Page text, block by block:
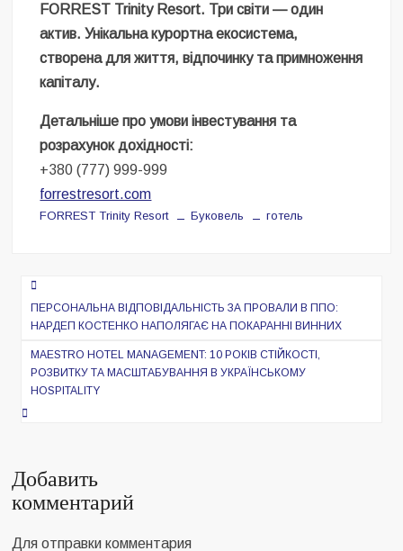
FORREST Trinity Resort. Три світи — один
актив. Унікальна курортна екосистема,
створена для життя, відпочинку та примноження
капіталу.
Детальніше про умови інвестування та
розрахунок дохідності:
+380 (777) 999-999
forrestresort.com
FORREST Trinity Resort Буковель готель
Навигация
по
записям
ПЕРСОНАЛЬНА ВІДПОВІДАЛЬНІСТЬ ЗА ПРОВАЛИ В ППО:
НАРДЕП КОСТЕНКО НАПОЛЯГАЄ НА ПОКАРАННІ ВИННИХ
MAESTRO HOTEL MANAGEMENT: 10 РОКІВ СТІЙКОСТІ,
РОЗВИТКУ ТА МАСШТАБУВАННЯ В УКРАЇНСЬКОМУ
HOSPITALITY
Добавить
комментарий
Для отправки комментария